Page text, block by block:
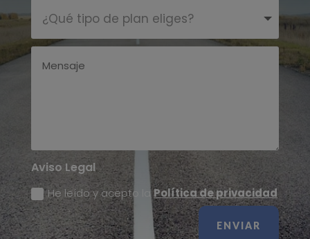
Aviso Legal
He leído y acepto laPolítica de privacidad
ENVIAR